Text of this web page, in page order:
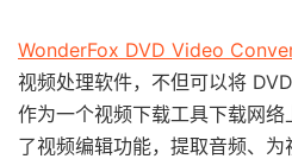
WonderFox DVD Video
视频处理软件，不但可以将
作为一个视频下载工具下载网
了视频编辑功能，提取音频、